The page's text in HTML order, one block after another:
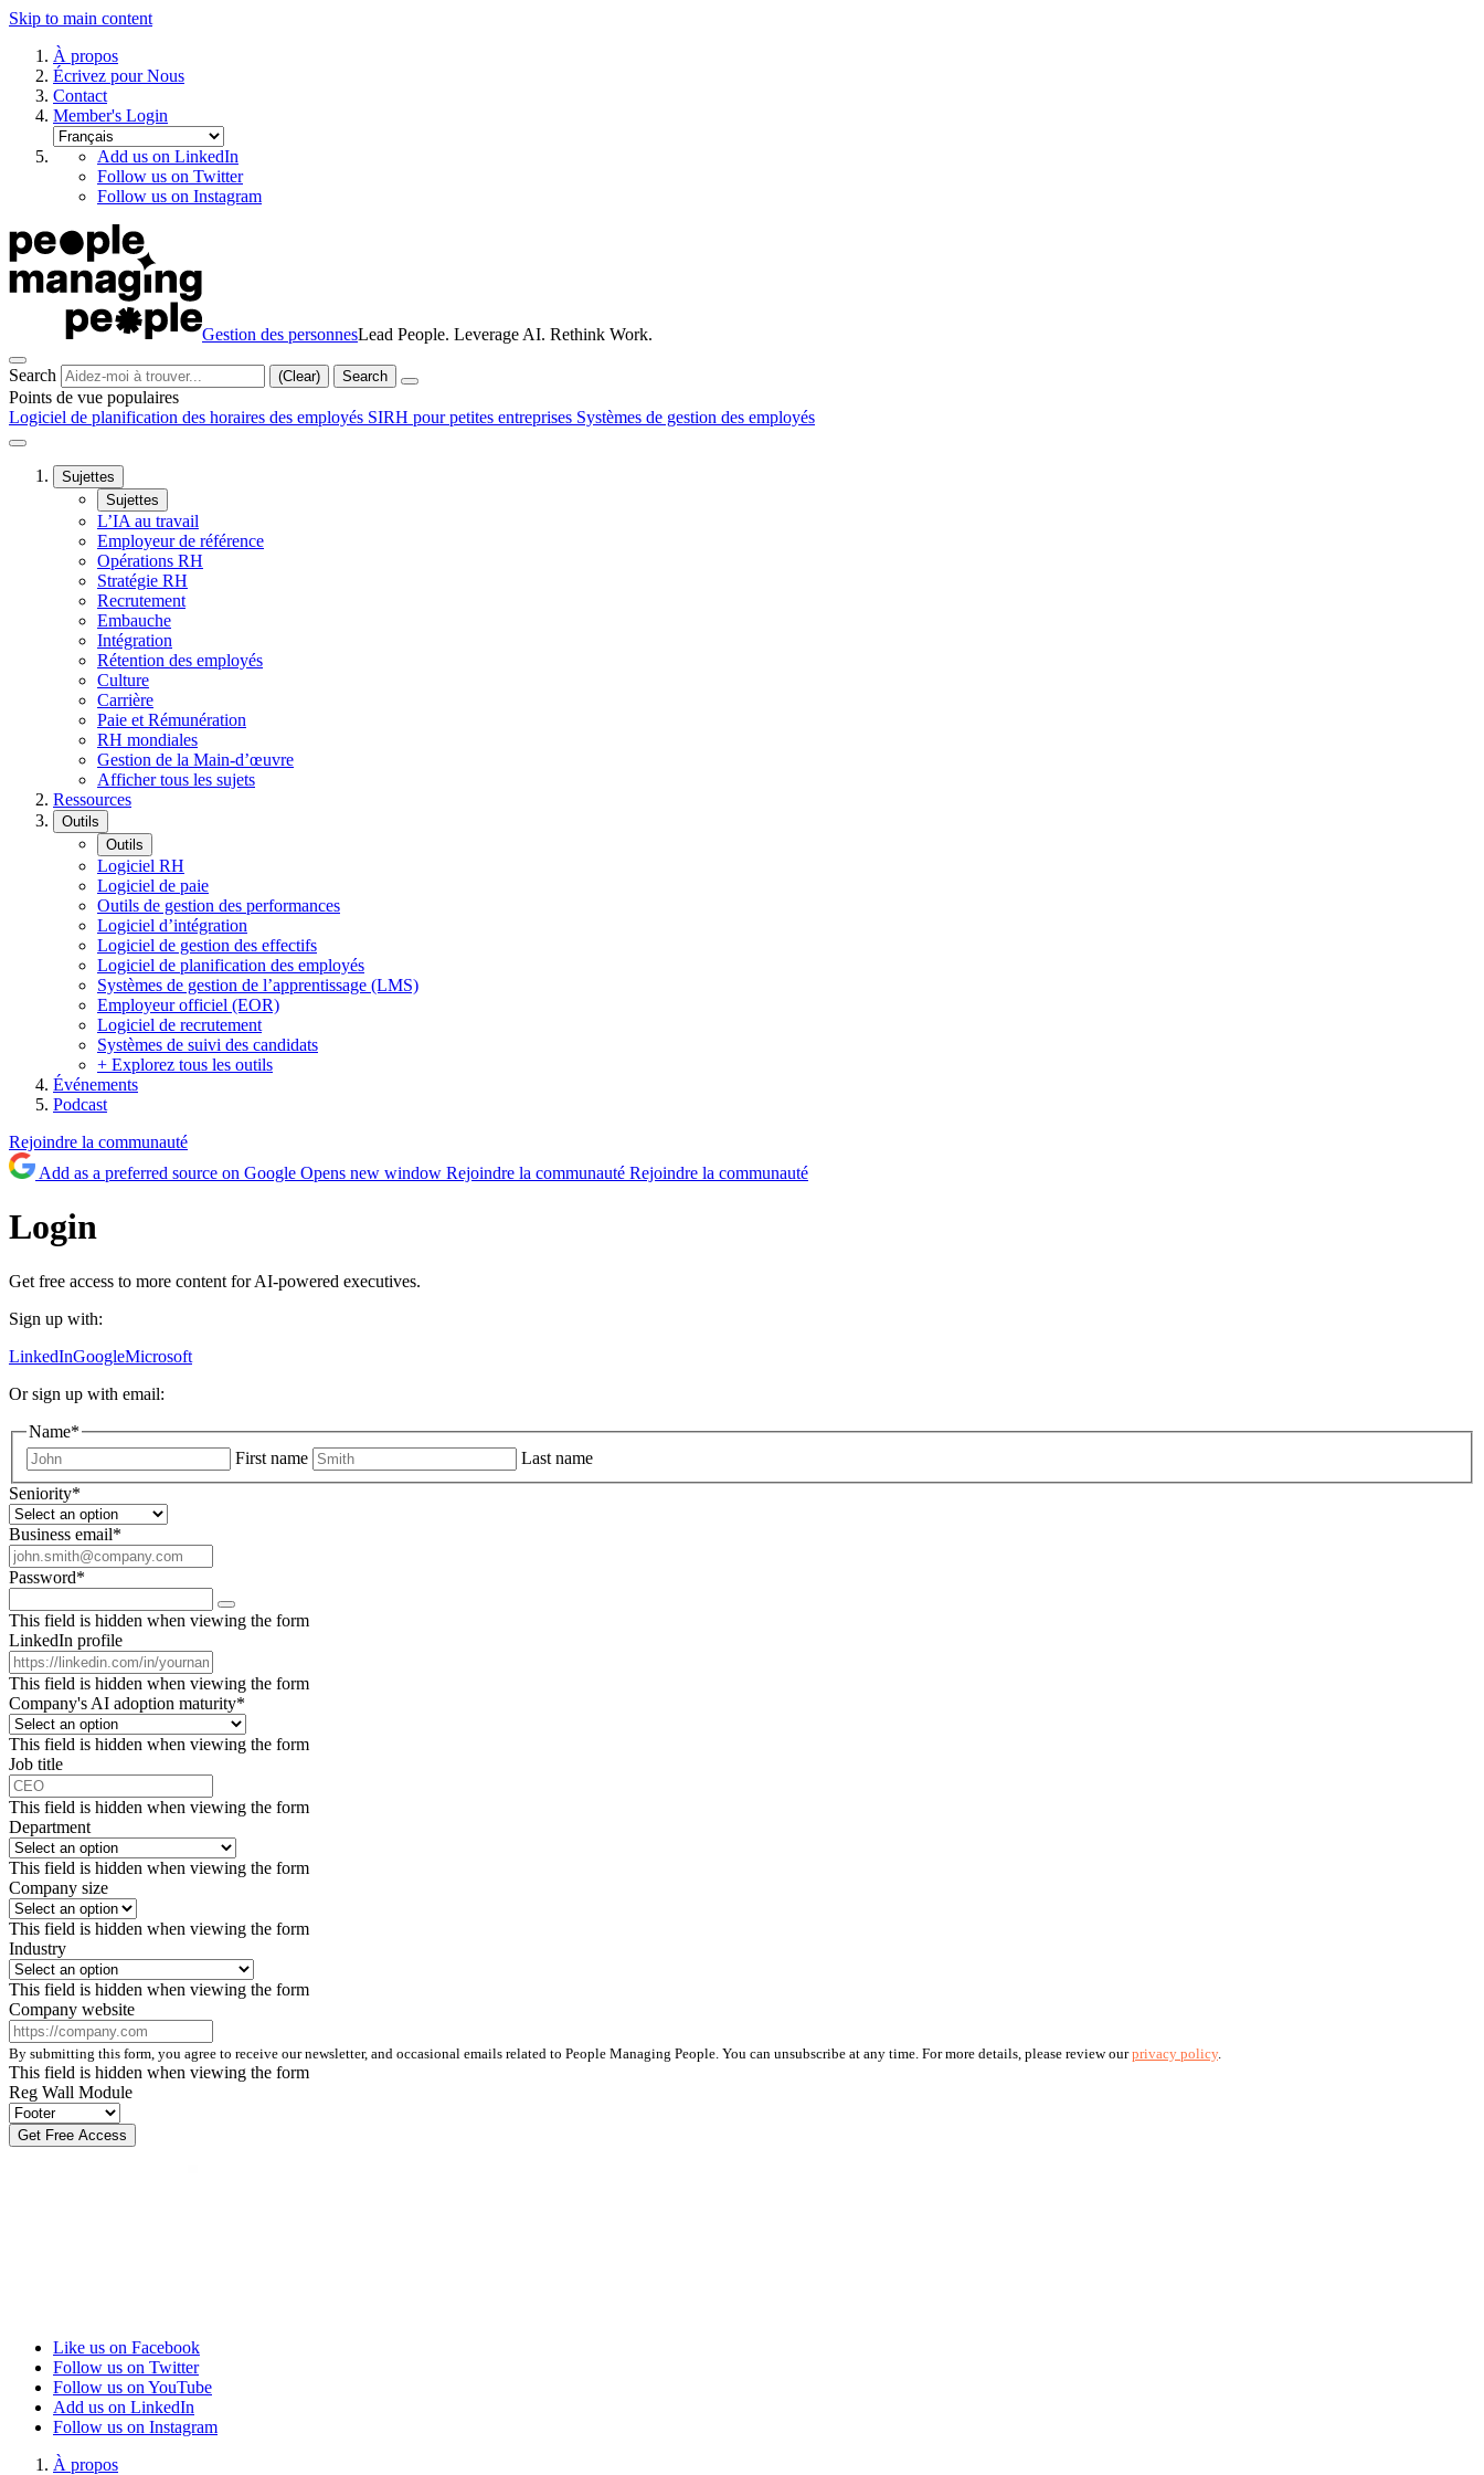
Skip to main content
À propos
Écrivez pour Nous
Contact
Member's Login
Add us on LinkedIn
Follow us on Twitter
Follow us on Instagram
Gestion des personnesLead People. Leverage AI. Rethink Work.
Search (Clear) Search
Points de vue populaires
Logiciel de planification des horaires des employés SIRH pour petites entreprises Systèmes de gestion des employés
Sujettes
Sujettes
L’IA au travail
Employeur de référence
Opérations RH
Stratégie RH
Recrutement
Embauche
Intégration
Rétention des employés
Culture
Carrière
Paie et Rémunération
RH mondiales
Gestion de la Main-d’œuvre
Afficher tous les sujets
Ressources
Outils
Outils
Logiciel RH
Logiciel de paie
Outils de gestion des performances
Logiciel d’intégration
Logiciel de gestion des effectifs
Logiciel de planification des employés
Systèmes de gestion de l’apprentissage (LMS)
Employeur officiel (EOR)
Logiciel de recrutement
Systèmes de suivi des candidats
+ Explorez tous les outils
Événements
Podcast
Rejoindre la communauté
Add as a preferred source on Google Opens new window Rejoindre la communauté Rejoindre la communauté
Login
Get free access to more content for AI-powered executives.
Sign up with:
LinkedInGoogleMicrosoft
Or sign up with email:
Name*
First name
Last name
Seniority*
Business email*
Password*
This field is hidden when viewing the form
LinkedIn profile
This field is hidden when viewing the form
Company's AI adoption maturity*
This field is hidden when viewing the form
Job title
This field is hidden when viewing the form
Department
This field is hidden when viewing the form
Company size
This field is hidden when viewing the form
Industry
This field is hidden when viewing the form
Company website
By submitting this form, you agree to receive our newsletter, and occasional emails related to People Managing People. You can unsubscribe at any time. For more details, please review ourprivacy policy.
This field is hidden when viewing the form
Reg Wall Module
Like us on Facebook
Follow us on Twitter
Follow us on YouTube
Add us on LinkedIn
Follow us on Instagram
À propos